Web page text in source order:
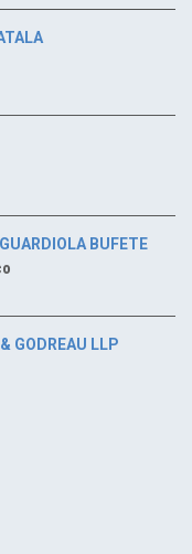
BUFETE
GODREAU LLP